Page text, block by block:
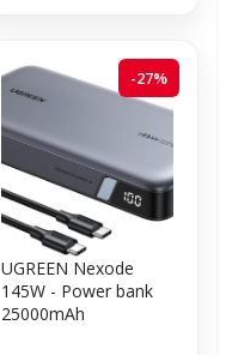
-27%
UGREEN Nexode
145W - Power bank
25000mAh